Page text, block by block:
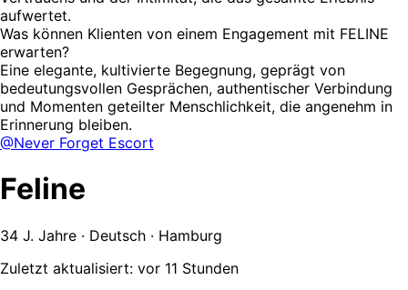
aufwertet.
Was können Klienten von einem Engagement mit FELINE
erwarten?
Eine elegante, kultivierte Begegnung, geprägt von
bedeutungsvollen Gesprächen, authentischer Verbindung
und Momenten geteilter Menschlichkeit, die angenehm in
Erinnerung bleiben.
@Never Forget Escort
Feline
34 J. Jahre · Deutsch · Hamburg
Zuletzt aktualisiert: vor 11 Stunden